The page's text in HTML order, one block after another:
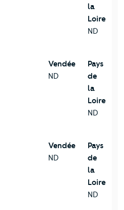
la
Loire
ND
Vendée
ND
Pays
de
la
Loire
ND
Vendée
ND
Pays
de
la
Loire
ND